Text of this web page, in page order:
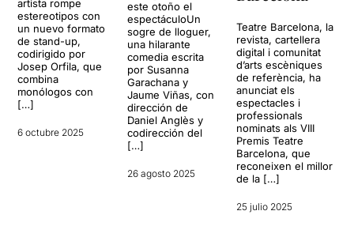
artista rompe
estereotipos con
un nuevo formato
de stand-up,
codirigido por
Josep Orfila, que
combina
monólogos con
[…]
6 octubre 2025
este otoño el
espectáculoUn
sogre de lloguer,
una hilarante
comedia escrita
por Susanna
Garachana y
Jaume Viñas, con
dirección de
Daniel Anglès y
codirección del
[…]
26 agosto 2025
Teatre Barcelona, la
revista, cartellera
digital i comunitat
d’arts escèniques
de referència, ha
anunciat els
espectacles i
professionals
nominats als VIII
Premis Teatre
Barcelona, que
reconeixen el millor
de la […]
25 julio 2025